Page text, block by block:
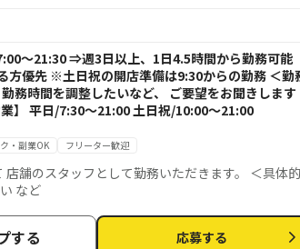
～21:30 ⇒週3日以上、1日4.5時間から勤務可能
方優先 ※土日祝の開店準備は9:30からの勤務 ＜勤
務時間を調整したいなど、 ご要望をお聞きします
】 平日/7:30～21:00 土日祝/10:00～21:00
・副業OK フリーター歓迎
スタッフとして勤務いただきます。 ＜具体的
など
する 応募する